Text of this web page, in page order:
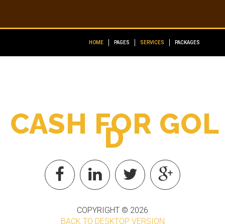
HOME PAGES SERVICES PACKAGES
CASH FOR GOL
D
COPYRIGHT © 2026
BACK TO DESKTOP VERSION